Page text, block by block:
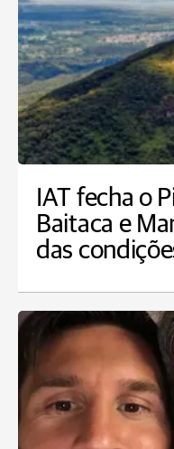
IAT fecha o
Baitaca e
das